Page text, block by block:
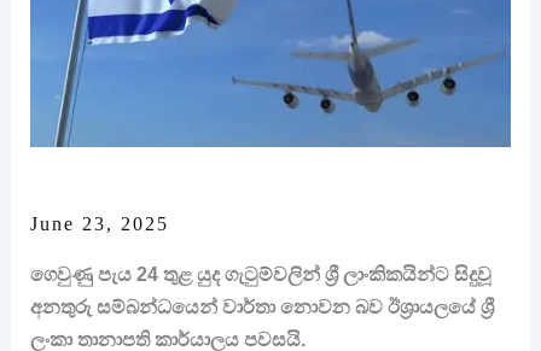
June 23, 2025
ගෙවුණු පැය 24 තුළ යුද ගැටුම්වලින් ශ්‍රී ලාංකිකයින්ට සිදුවූ
අනතුරු සම්බන්ධයෙන් වාර්තා නොවන බව ඊශ්‍රායලයේ ශ්‍රී
ලංකා තානාපති කාර්යාලය පවසයි.